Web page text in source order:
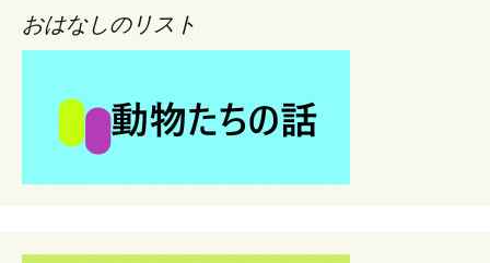
ゲ
シ
おはなしのリスト